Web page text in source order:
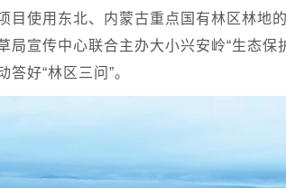
目使用东北、内蒙古重点国有林区林地
局宣传中心联合主办大小兴安岭“生态
好“林区三问”。